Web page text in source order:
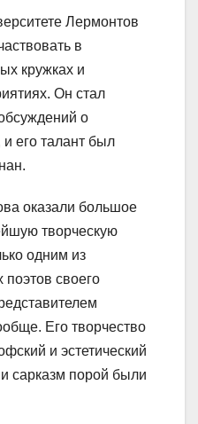
Лермонтов
в
кружках и
Он стал
о
и его талант был
оказали большое
творческую
одним из
своего
Его творчество
и эстетический
и сарказм порой были